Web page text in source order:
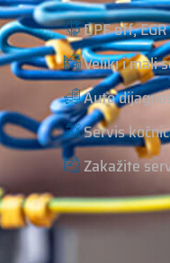
DPF off,
Veliki i mali
Auto
Servis
Zakažite